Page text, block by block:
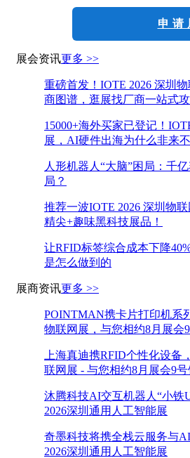
申请
展会资讯更多 >>
重磅首发！IOTE 2026 深圳
商图谱，逛展找厂商一站式
15000+海外买家已登记！
展，AI硬件出海为什么非来
人形机器人“大脑”困局：千
局？
推荐一波IOTE 2026 深圳物
精尖+趣味黑科技展品！
让RFID标签综合成本下降
是怎么做到的
展商资讯更多 >>
POINTMAN携卡片打印机系
物联网展，与您相约8月展会
上海真迪携RFID个性化设备
联网展 - 与您相约8月展会9
沐腾科技AI交互机器人“小铁
2026深圳通用人工智能展
奇墨科技将携全栈云服务与
2026深圳通用人工智能展